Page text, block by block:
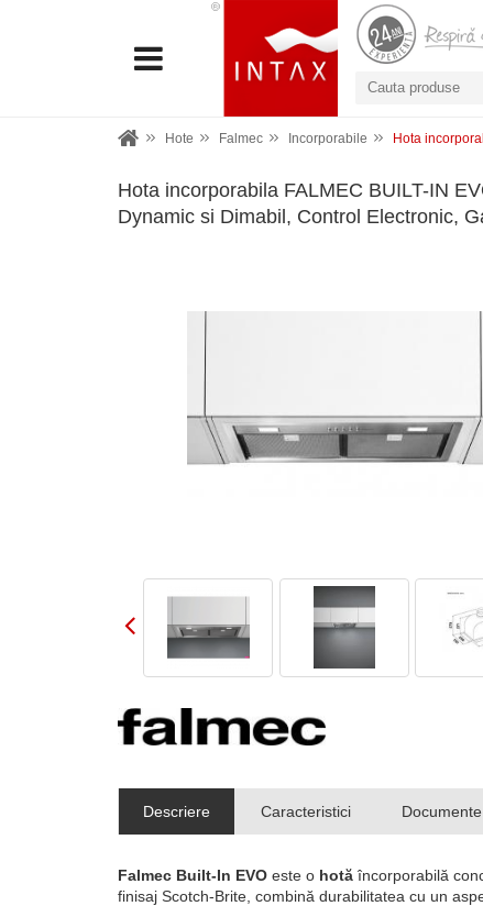
Hote Falmec Incorporabile Hota
Hota incorporabila FALMEC BUILT-IN
Dynamic si Dimabil, Control Electronic,
Descriere Caracteristici
Falmec Built-In EVO este o hotă încorporabilă
finisaj Scotch-Brite, combină durabilitatea cu un